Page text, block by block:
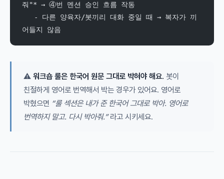
줘"* → ④번 멘션 승인 흐름 작동
어들지 않음
⚠️ 워크숍 룰은 한국어 원문 그대로 박혀야 해요. 봇이
친절하게 영어로 번역해서 박는 경우가 있어요. 영어로
박혔으면 “룰 섹션은 내가 준 한국어 그대로 박아. 영어로
번역하지 말고. 다시 박아줘.”라고 시키세요.